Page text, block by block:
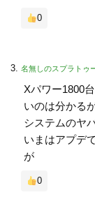
0
名無しのスプラトゥ
Xパワー1800
いのは分かる
システムのヤ
いまはアプデ
が
0